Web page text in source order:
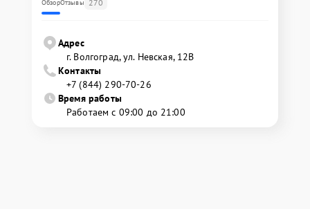
ОбзорОтзывы 270
Адрес
г. Волгоград, ул. Невская, 12В
Контакты
+7 (844) 290-70-26
Время работы
Работаем с 09:00 до 21:00